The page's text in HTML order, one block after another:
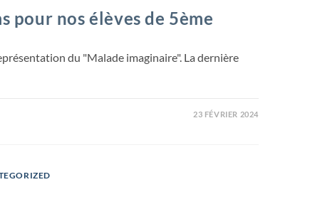
pour nos élèves de 5ème
du "Malade imaginaire". La dernière
23 FÉVRIER 2024